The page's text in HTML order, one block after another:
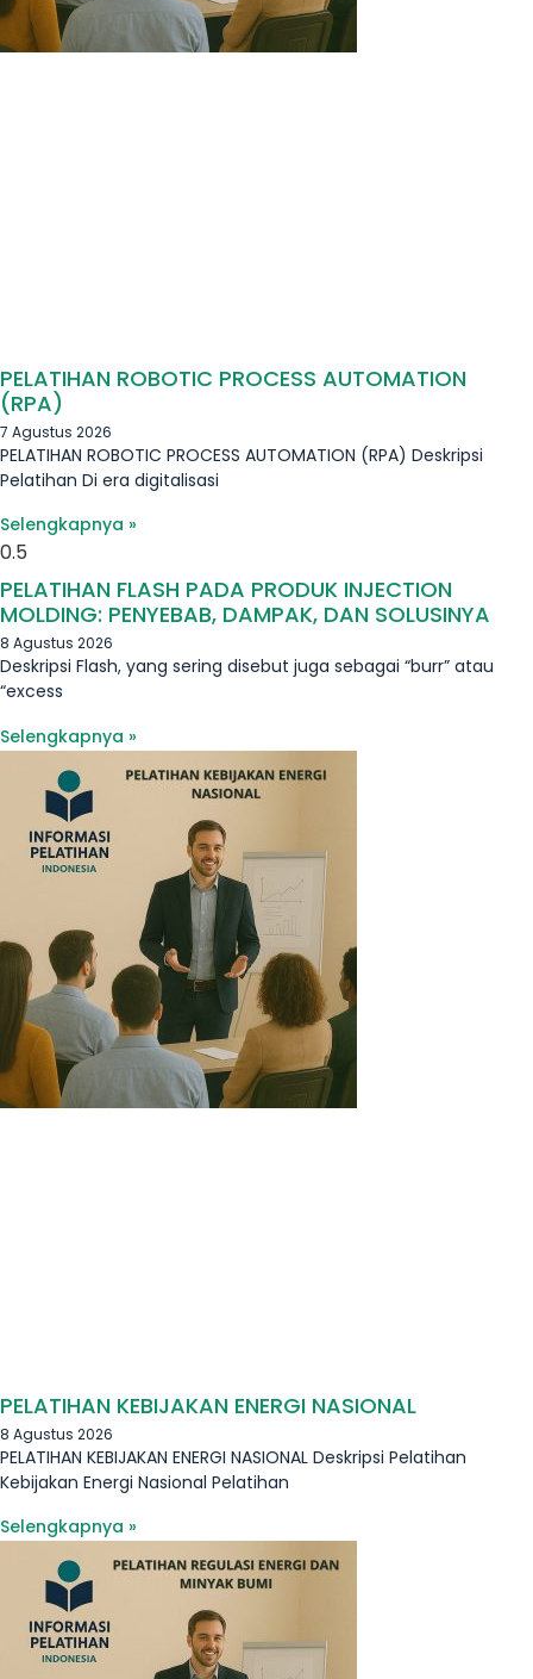
PELATIHAN ROBOTIC PROCESS AUTOMATION
(RPA)
7 Agustus 2026
PELATIHAN ROBOTIC PROCESS AUTOMATION (RPA) Deskripsi
Pelatihan Di era digitalisasi
Selengkapnya »
PELATIHAN FLASH PADA PRODUK INJECTION
MOLDING: PENYEBAB, DAMPAK, DAN SOLUSINYA
8 Agustus 2026
Deskripsi Flash, yang sering disebut juga sebagai “burr” atau
“excess
Selengkapnya »
PELATIHAN KEBIJAKAN ENERGI NASIONAL
8 Agustus 2026
PELATIHAN KEBIJAKAN ENERGI NASIONAL Deskripsi Pelatihan
Kebijakan Energi Nasional Pelatihan
Selengkapnya »